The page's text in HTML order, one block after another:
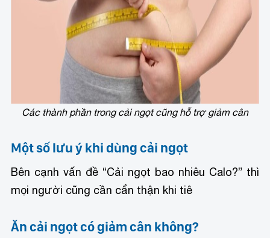
Các thành phần trong cải ngọt cũng hỗ trợ giảm cân
Một số lưu ý khi dùng cải ngọt
Bên cạnh vấn đề “Cải ngọt bao nhiêu Calo?” thì
mọi người cũng cần cẩn thận khi tiê
Ăn cải ngọt có giảm cân không?